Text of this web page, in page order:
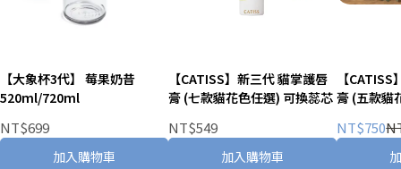
【大象杯3代】 莓果奶昔
520ml/720ml
NT$699
加入購物車
【CATISS】新三代 貓掌護唇
膏 (七款貓花色任選) 可換蕊芯
NT$549
加入購物車
【
膏 (五款貓
NT$750